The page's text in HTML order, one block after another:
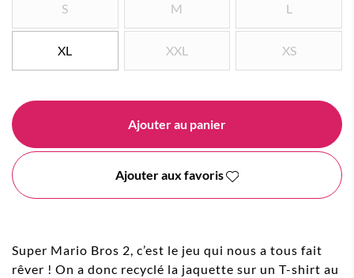
S M L
XL XXL XS
Ajouter au panier
Ajouter aux favoris
Super Mario Bros 2, c’est le jeu qui nous a tous fait
rêver ! On a donc recyclé la jaquette sur un T-shirt au